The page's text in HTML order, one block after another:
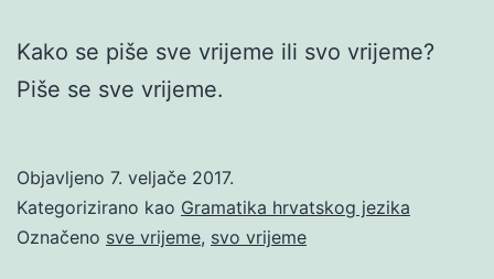
Kako se piše sve vrijeme ili svo vrijeme?
Piše se sve vrijeme.
Objavljeno 7. veljače 2017.
Kategorizirano kao Gramatika hrvatskog jezika
Označeno sve vrijeme, svo vrijeme